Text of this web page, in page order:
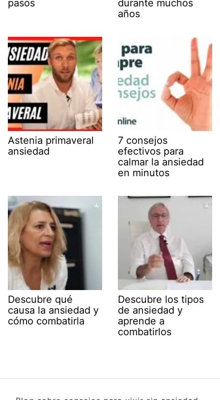
pasos
durante muchos
años
Astenia primaveral
ansiedad
7 consejos
efectivos para
calmar la ansiedad
en minutos
Descubre qué
causa la ansiedad y
cómo combatirla
Descubre los tipos
de ansiedad y
aprende a
combatirlos